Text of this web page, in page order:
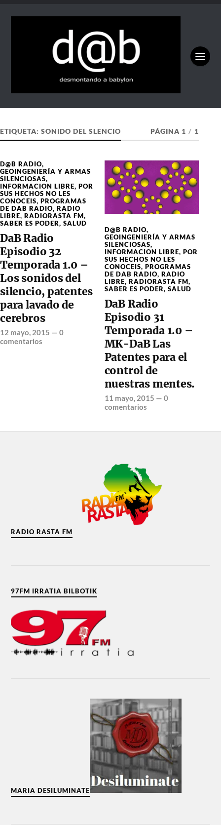
ETIQUETA: SONIDO DEL SLENCIO PÁGINA 1 / 1
D@B RADIO,
GEOINGENIERÍA Y ARMAS
SILENCIOSAS,
INFORMACION LIBRE, POR
SUS HECHOS NO LES
CONOCEIS, PROGRAMAS
DE DAB RADIO, RADIO
LIBRE, RADIORASTA FM,
SABER ES PODER, SALUD
DaB Radio
Episodio 32
Temporada 1.0 –
Los sonidos del
silencio, patentes
para lavado de
cerebros
12 mayo, 2015 — 0
comentarios
D@B RADIO,
GEOINGENIERÍA Y ARMAS
SILENCIOSAS,
INFORMACION LIBRE, POR
SUS HECHOS NO LES
CONOCEIS, PROGRAMAS
DE DAB RADIO, RADIO
LIBRE, RADIORASTA FM,
SABER ES PODER, SALUD
DaB Radio
Episodio 31
Temporada 1.0 –
MK-DaB Las
Patentes para el
control de
nuestras mentes.
11 mayo, 2015 — 0
comentarios
RADIO RASTA FM
97FM IRRATIA BILBOTIK
MARIA DESILUMINATE